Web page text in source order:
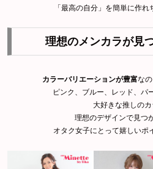
「最高の自分」を簡単に作れ
理想のメンカラが見
カラーバリエーションが豊富な
ピンク、ブルー、レッド、
大好きな推しのカ
理想のデザインで見つ
オタク女子にとって嬉しいポ